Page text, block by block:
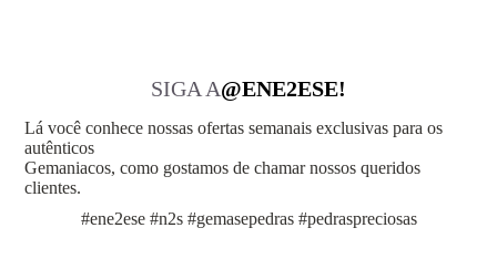
SIGA A@ENE2ESE!
Lá você conhece nossas ofertas semanais exclusivas para os
autênticos
Gemaniacos, como gostamos de chamar nossos queridos
clientes.
#ene2ese #n2s #gemasepedras #pedraspreciosas